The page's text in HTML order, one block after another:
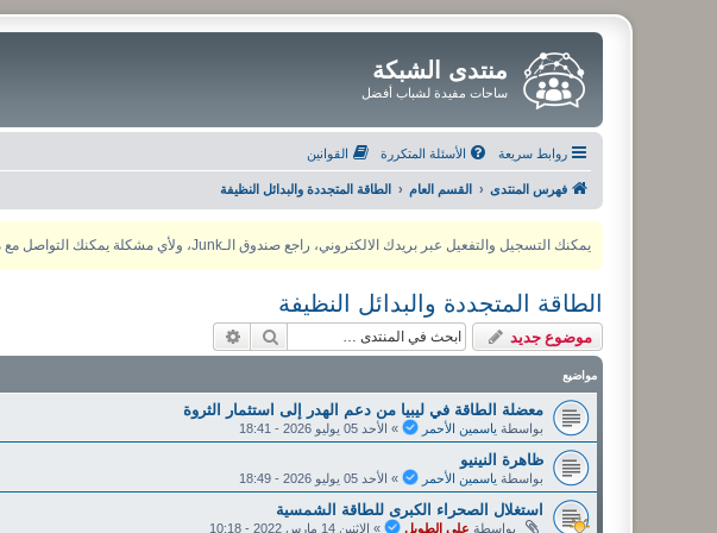
منتدى الشبكة
ساحات مفيدة لشباب أفضل
روابط سريعة الأسئلة المتكررة القوانين
فهرس المنتدى القسم العام الطاقة المتجددة والبدائل النظيفة
يمكنك التسجيل والتفعيل عبر بريدك الالكتروني، راجع صندوق الـJunk، ولأي مشكلة يمكنك التواصل مع مدير المنتدى عبر أي من وسائل التواصل الاجتماعي
الطاقة المتجددة والبدائل النظيفة
موضوع جديد بحث
مواضيع
معضلة الطاقة في ليبيا من دعم الهدر إلى استثمار الثروة
بواسطة ياسمين الأحمر » الأحد 05 يوليو 2026 - 18:41
ظاهرة النينيو
بواسطة ياسمين الأحمر » الأحد 05 يوليو 2026 - 18:49
استغلال الصحراء الكبرى للطاقة الشمسية
بواسطة علي الطويل » الاثنين 14 مارس 2022 - 10:18